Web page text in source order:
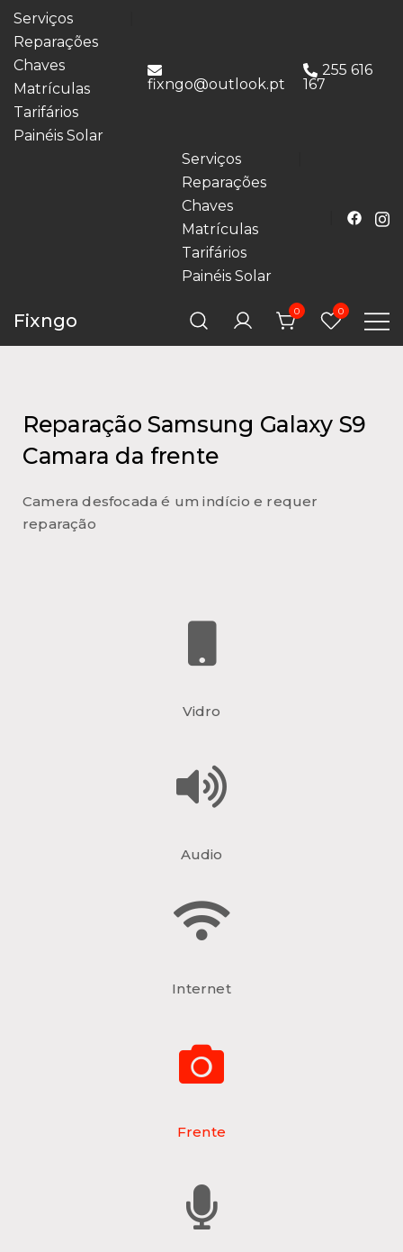
Serviços
Reparações
Chaves
Matrículas
Tarifários
Painéis Solar
fixngo@outlook.pt
255 616
167
Serviços
Reparações
Chaves
Matrículas
Tarifários
Painéis Solar
Fixngo 0 0
Reparação Samsung Galaxy S9
Camara da frente
Camera desfocada é um indício e requer
reparação
Vidro
Audio
Internet
Frente